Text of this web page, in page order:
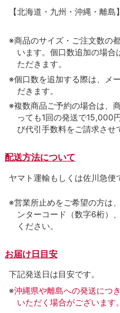
【北海道・九州・沖縄・離
※商品のサイズ・ご注文数の
います。個口数追加の場
ただきます。
※個口数を追加する際は、メ
だきます。
※複数商品ご予約の場合は、
っても1回の発送で15,000
び代引手数料をご請求させ
配送方法について
ヤマト運輸もしくは佐川急便
※営業所止めをご希望の方は
ンターコード（数字6桁）
ください。
お届け日目安
下記発送日は目安です。
※沖縄県や離島への発送につ
いただく場合がございます。